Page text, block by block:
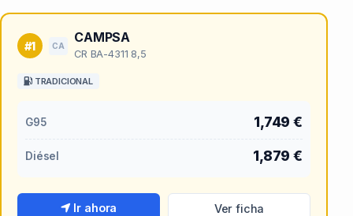
#1 CA
CAMPSA
CR BA-4311 8,5
TRADICIONAL
G95 1,749 €
Diésel 1,879 €
Ir ahora Ver ficha